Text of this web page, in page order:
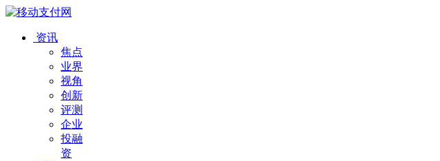
资讯
焦点
业界
视角
创新
评测
企业
投融
资